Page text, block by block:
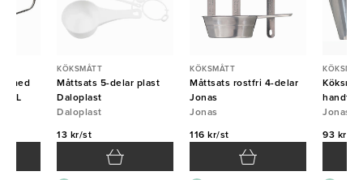
med
1L
KÖKSMÅTT
Måttsats 5-delar plast
Daloplast
Daloplast
13 kr/st
KÖKSMÅTT
Måttsats rostfri 4-delar
Jonas
Jonas
116 kr/st
handtag
Jonas
93 kr/st